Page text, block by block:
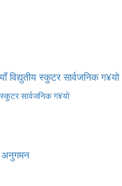
स्कुटर सार्वजनिक ग¥यो